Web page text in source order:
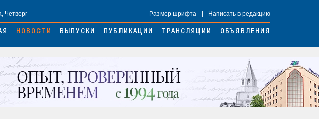
Четверг Размер шрифта Написать в редакцию
НОВОСТИ ВЫПУСКИ ПУБЛИКАЦИИ ТРАНСЛЯЦИИ ОБЪЯВЛЕНИЯ